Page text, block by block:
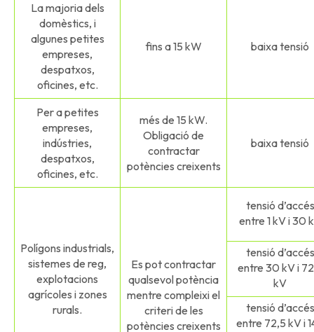
La majoria dels
domèstics, i
algunes petites
empreses,
despatxos,
oficines, etc.
fins a 15 kW baixa tensió
Per a petites
empreses,
indústries,
despatxos,
oficines, etc.
més de 15 kW.
Obligació de
contractar
potències creixents
baixa tensió
Polígons industrials,
sistemes de reg,
explotacions
agrícoles i zones
rurals.
Es pot contractar
qualsevol potència
mentre compleixi el
criteri de les
potències creixents
tensió d’accés
entre 1 kV i 30
tensió d’accés
entre 30 kV i
kV
tensió d’accés
entre 72,5 kV i